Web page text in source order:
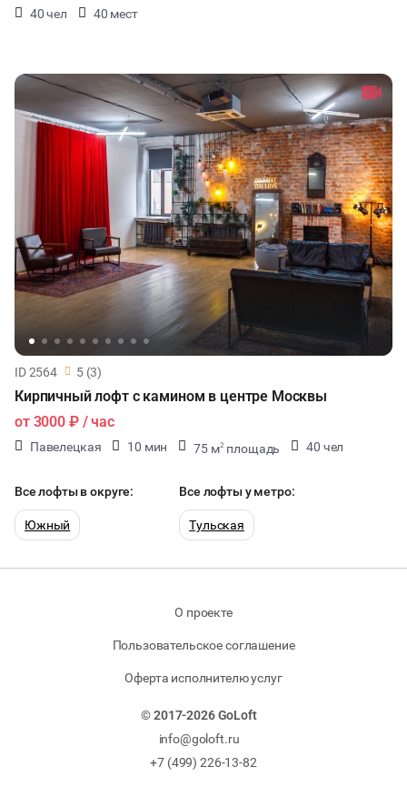
40 чел
40 мест
ID 2564 5 (3)
Кирпичный лофт с камином в центре Москвы
от 3000 ₽/ час
Павелецкая 10 мин 75 м2 площадь
40 чел
Все лофты в округе:
Южный
Все лофты у метро:
Тульская
О проекте
Пользовательское соглашение
Оферта исполнителю услуг
© 2017-2026 GoLoft
info@goloft.ru
+7 (499) 226-13-82